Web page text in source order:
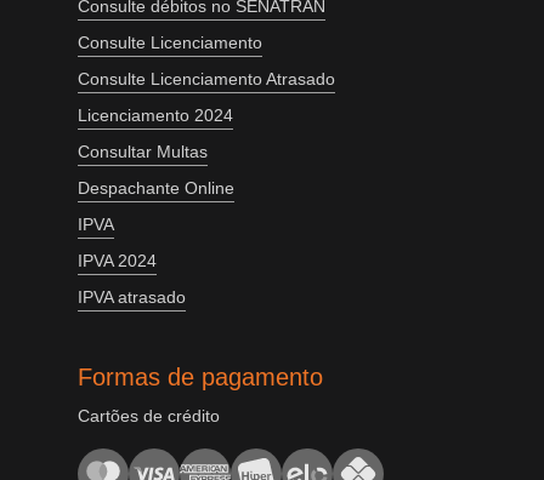
Consulte débitos no SENATRAN
Consulte Licenciamento
Consulte Licenciamento Atrasado
Licenciamento 2024
Consultar Multas
Despachante Online
IPVA
IPVA 2024
IPVA atrasado
Formas de pagamento
Cartões de crédito